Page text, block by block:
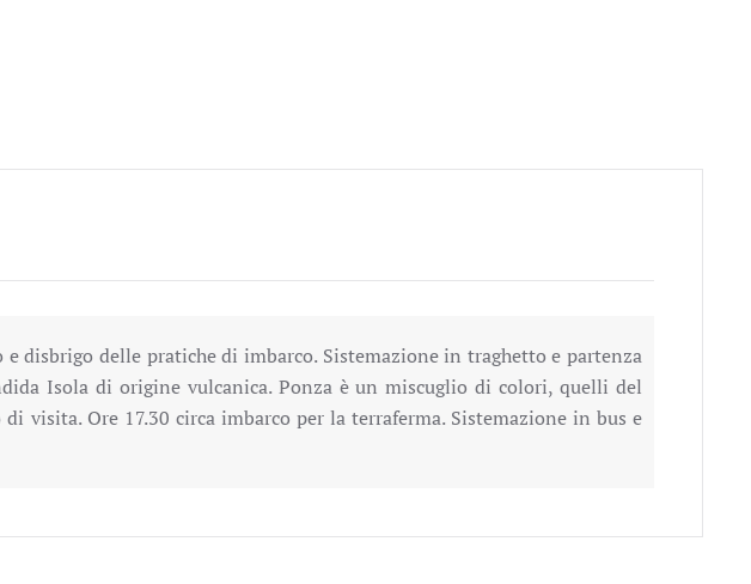
disbrigo delle pratiche di imbarco. Sistemazione in traghetto e partenza
Isola di origine vulcanica. Ponza è un miscuglio di colori, quelli del
visita. Ore 17.30 circa imbarco per la terraferma. Sistemazione in bus e